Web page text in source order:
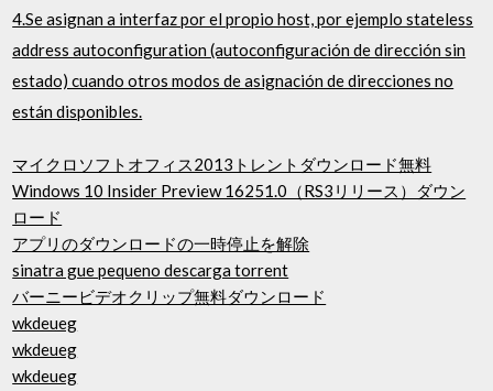
4.Se asignan a interfaz por el propio host, por ejemplo stateless
address autoconfiguration (autoconfiguración de dirección sin
estado) cuando otros modos de asignación de direcciones no
están disponibles.
マイクロソフトオフィス2013トレントダウンロード無料
Windows 10 Insider Preview 16251.0（RS3リリース）ダウン
ロード
アプリのダウンロードの一時停止を解除
sinatra gue pequeno descarga torrent
バーニービデオクリップ無料ダウンロード
wkdeueg
wkdeueg
wkdeueg